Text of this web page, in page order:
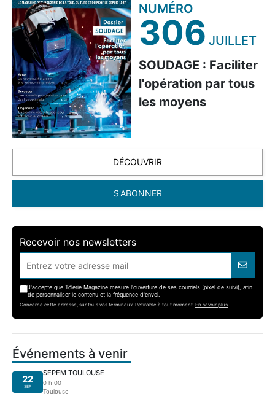
NUMÉRO
306 JUILLET
SOUDAGE : Faciliter
l'opération par tous
les moyens
DÉCOUVRIR
S'ABONNER
Recevoir nos newsletters
J'accepte que Tôlerie Magazine mesure l'ouverture de ses courriels (pixel de suivi), afin
de personnaliser le contenu et la fréquence d'envoi.
Concerne cette adresse, sur tous vos terminaux. Retirable à tout moment. En savoir plus
Événements à venir
22
SEP
SEPEM TOULOUSE
0 h 00
Toulouse